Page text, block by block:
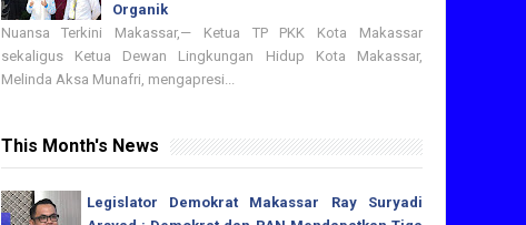
Organik
Nuansa Terkini Makassar,— Ketua TP PKK Kota Makassar
sekaligus Ketua Dewan Lingkungan Hidup Kota Makassar,
Melinda Aksa Munafri, mengapresi...
This Month's News
Legislator Demokrat Makassar Ray Suryadi